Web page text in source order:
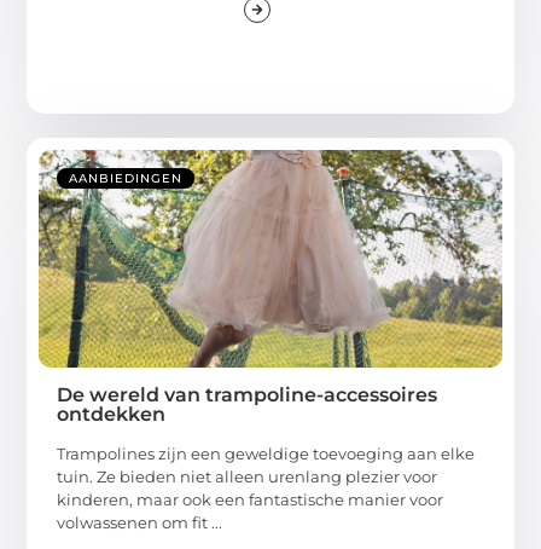
AANBIEDINGEN
De wereld van trampoline-accessoires
ontdekken
Trampolines zijn een geweldige toevoeging aan elke
tuin. Ze bieden niet alleen urenlang plezier voor
kinderen, maar ook een fantastische manier voor
volwassenen om fit ...